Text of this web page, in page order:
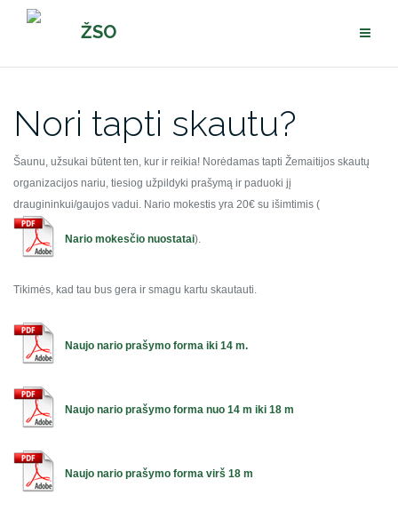
Pereiti
ŽSO
Nori tapti skautu?
Šaunu, užsukai būtent ten, kur ir reikia! Norėdamas tapti Žemaitijos skautų
organizacijos nariu, tiesiog užpildyki prašymą ir paduoki jį
draugininkui/gaujos vadui. Nario mokestis yra 20€ su išimtimis (
Nario mokesčio nuostatai).
Tikimės, kad tau bus gera ir smagu kartu skautauti.
Naujo nario prašymo forma iki 14 m.
Naujo nario prašymo forma nuo 14 m iki 18 m
Naujo nario prašymo forma virš 18 m